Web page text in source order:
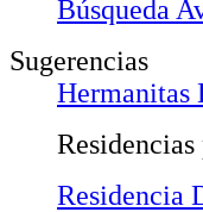
Búsqueda
Sugerencias
Hermanitas
Residencias
Residencia